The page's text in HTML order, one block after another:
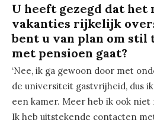
U heeft gezegd dat het
vakanties rijkelijk
bent u van plan om stil
met pensioen gaat?
‘Nee, ik ga gewoon door met
de universiteit gastvrijheid, dus
een kamer. Meer heb ik ook
Ik heb uitstekende contacten